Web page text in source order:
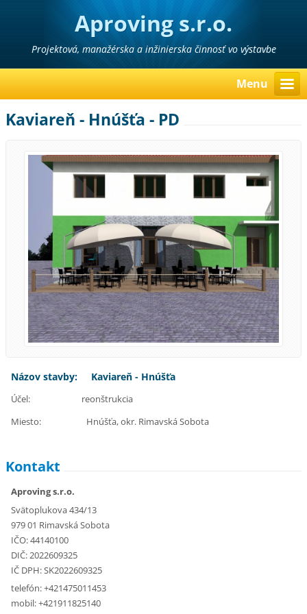
Aproving s.r.o.
Projektová, manažérska a inžinierska činnosť vo výstavbe
Menu
Kaviareň - Hnúšťa - PD
Názov stavby: Kaviareň - Hnúšťa
Účel: reonštrukcia
Miesto: Hnúšťa, okr. Rimavská Sobota
Kontakt
Aproving s.r.o.
Svätoplukova 434/13
979 01 Rimavská Sobota
IČO: 44140100
DIČ: 2022609325
IČ DPH: SK2022609325
telefón: +421475011453
mobil: +421911825140